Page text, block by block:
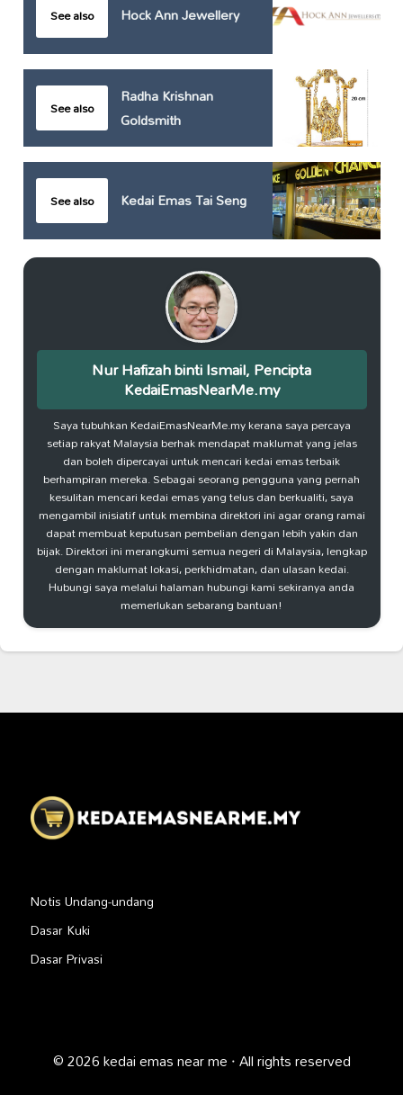
See also Hock Ann Jewellery
See also
Radha Krishnan
Goldsmith
See also Kedai Emas Tai Seng
Nur Hafizah binti Ismail, Pencipta
KedaiEmasNearMe.my
Saya tubuhkan KedaiEmasNearMe.my kerana saya percaya
setiap rakyat Malaysia berhak mendapat maklumat yang jelas
dan boleh dipercayai untuk mencari kedai emas terbaik
berhampiran mereka. Sebagai seorang pengguna yang pernah
kesulitan mencari kedai emas yang telus dan berkualiti, saya
mengambil inisiatif untuk membina direktori ini agar orang ramai
dapat membuat keputusan pembelian dengan lebih yakin dan
bijak. Direktori ini merangkumi semua negeri di Malaysia, lengkap
dengan maklumat lokasi, perkhidmatan, dan ulasan kedai.
Hubungi saya melalui halaman hubungi kami sekiranya anda
memerlukan sebarang bantuan!
Notis Undang-undang
Dasar Kuki
Dasar Privasi
© 2026 kedai emas near me · All rights reserved